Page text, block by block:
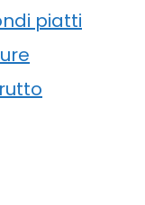
piatti